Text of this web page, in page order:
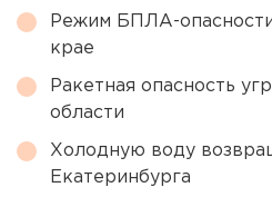
Режим БПЛА-
крае
Ракетная опасность
области
Холодную воду
Екатеринбурга